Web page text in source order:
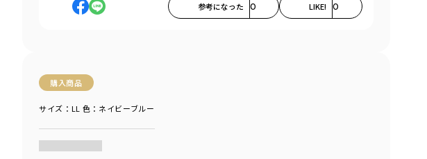
参考になった 0 LIKE! 0
購入商品
サイズ：LL 色：ネイビーブルー